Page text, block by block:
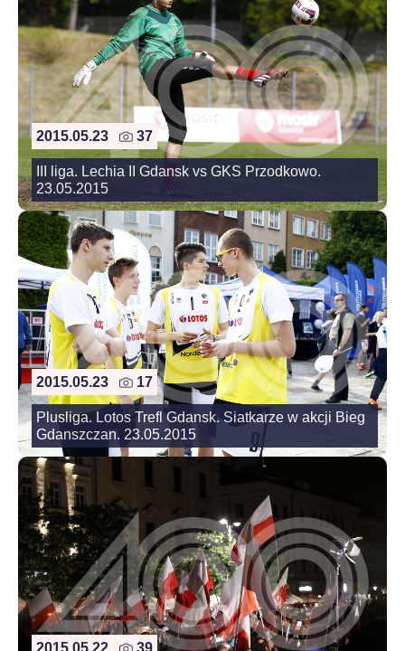
2015.05.23 37
III liga. Lechia II Gdansk vs GKS Przodkowo.
23.05.2015
2015.05.23 17
Plusliga. Lotos Trefl Gdansk. Siatkarze w akcji Bieg
Gdanszczan. 23.05.2015